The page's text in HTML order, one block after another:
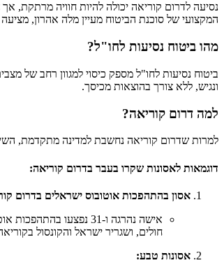
נסיעה לדרום קוריאה יכולה להיות חוויה מרתקת,
המקצועי של סוכנת הביטוח מעיין מלה אהרון,
מהו ביטוח נסיעות לחו"ל?
ביטוח נסיעות לחו"ל מספק כיסוי למגוון רחב של
ונגיש, ללא צורך בהוצאות מכיסך.
למה דרום קוריאה?
למרות שדרום קוריאה נחשבת למדינה מתקדמת,
דוגמאות לאסונות שקרו בעבר בדרום קוריאה:
אסון בהתהפכות אוטובוס ישראלים בדרום
אישה נהרגה ו-31
חולים, ושגריר ישראל והקונסול
אסונות טבע: